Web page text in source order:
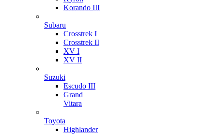
Korando III
Subaru
Crosstrek I
Crosstrek II
XV I
XV II
Suzuki
Escudo III
Grand
Vitara
Toyota
Highlander